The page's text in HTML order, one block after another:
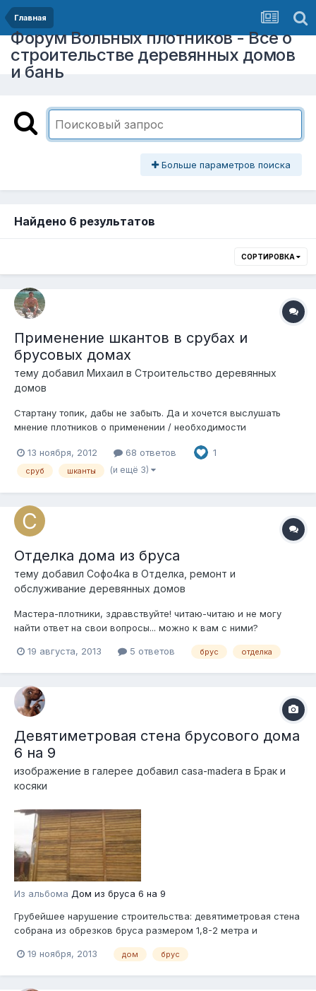
Главная
Форум Вольных плотников - Все о
строительстве деревянных домов
и бань
Больше параметров поиска
Найдено 6 результатов
СОРТИРОВКА
Применение шкантов в срубах и
брусовых домах
тему добавил Михаил в Строительство деревянных
домов
Стартану топик, дабы не забыть. Да и хочется выслушать
мнение плотников о применении / необходимости
13 ноября, 2012
68 ответов 1
сруб шканты (и ещё 3)
Отделка дома из бруса
тему добавил Софо4ка в Отделка, ремонт и
обслуживание деревянных домов
Мастера-плотники, здравствуйте! читаю-читаю и не могу
найти ответ на свои вопросы... можно к вам с ними?
сушки, полы черновые. Покрыли крышу металлочерепицей.
отоплением, чтоб..) Сейчас с...
19 августа, 2013 5 ответов брус отделка
Девятиметровая стена брусового дома
6 на 9
изображение в галерее добавил casa-madera в Брак и
косяки
Из альбома Дом из бруса 6 на 9
Грубейшее нарушение строительства: девятиметровая стена
собрана из обрезков бруса размером 1,8-2 метра и
19 ноября, 2013
дом брус